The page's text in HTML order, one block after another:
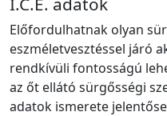
Előfordulhatnak olyan
eszméletvesztéssel járó
rendkívüli fontosságú
az őt ellátó sürgősségi
adatok ismerete